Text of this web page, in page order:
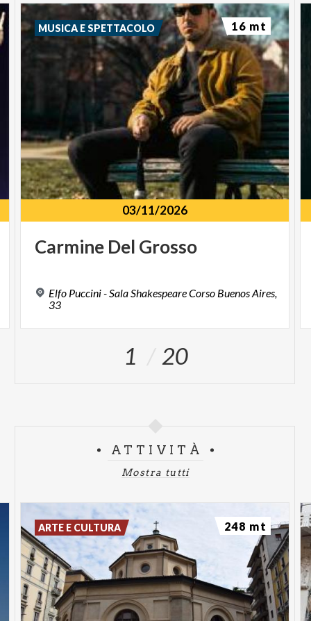
03/11/2026
Carmine Del Grosso
Elfo Puccini - Sala Shakespeare Corso Buenos Aires,
33
MUSICA E SPETTACOLO 16 mt
1 20
ATTIVITÀ
Mostra tutti
ARTE E CULTURA 248 mt